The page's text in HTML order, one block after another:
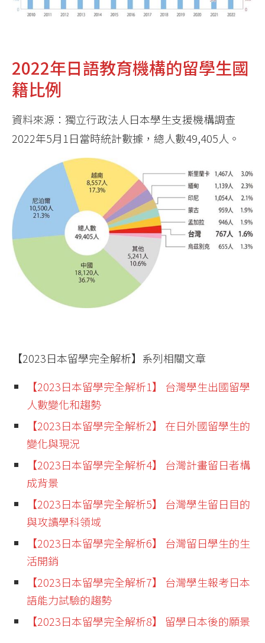
2022年日語教育機構的留學生國
籍比例
資料來源：獨立行政法人日本學生支援機構調查
2022年5月1日當時統計數據，總人數49,405人。
【2023日本留學完全解析】系列相關文章
【2023日本留學完全解析1】 台灣學生出國留學
人數變化和趨勢
【2023日本留學完全解析2】 在日外國留學生的
變化與現況
【2023日本留學完全解析4】 台灣計畫留日者構
成背景
【2023日本留學完全解析5】 台灣學生留日目的
與攻讀學科領域
【2023日本留學完全解析6】 台灣留日學生的生
活開銷
【2023日本留學完全解析7】 台灣學生報考日本
語能力試驗的趨勢
【2023日本留學完全解析8】 留學日本後的願景